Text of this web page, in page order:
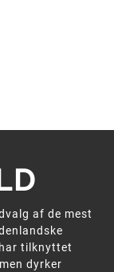
af de mest
tilknyttet
dyrker